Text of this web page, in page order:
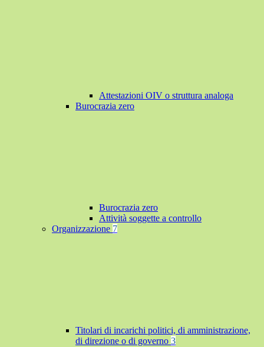
Attestazioni OIV o struttura analoga
Burocrazia zero
Burocrazia zero
Attività soggette a controllo
Organizzazione 7
Titolari di incarichi politici, di amministrazione,
di direzione o di governo 3